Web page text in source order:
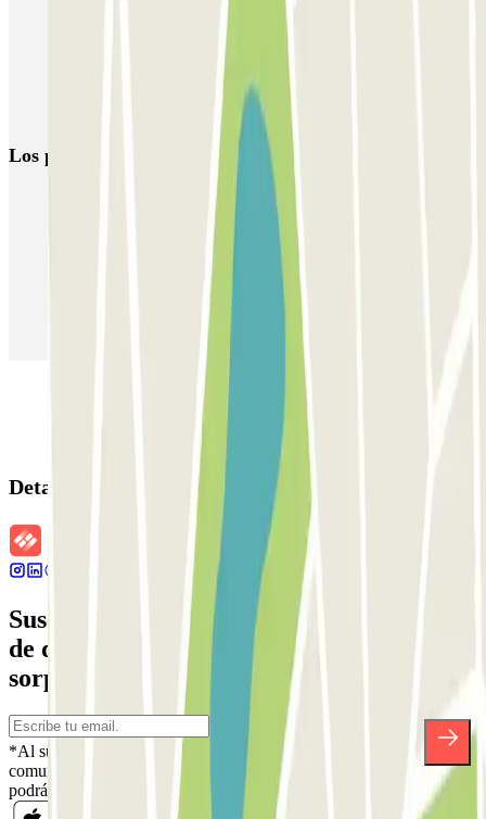
Aparcar cerca de la Estación Saint-Charles de Marsella
Aparcar cerca del Viejo Puerto de Marsella
Marsella ZBE: Aparcar en la zona de bajas emisiones | Parclick
Los parkings más reservados
Parking en Barcelona
Parking en Aeropuerto Barcelona
Parking en Sants - Estación de Barcelona
Detalles de la reserva
Suscríbete a nuestra newsletter y entérate
de descuentos, sorteos y otras muchas
sorpresas.
*Al suscribirte aceptas nuestra Política de Privacidad para recibir
comunicaciones comerciales de Parclick. Sin ningún compromiso,
podrás darte de baja cuando quieras en la misma newsletter.